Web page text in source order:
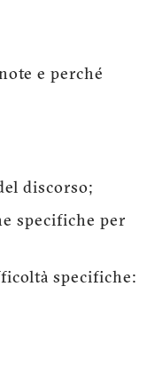
e perché
discorso;
specifiche per
specifiche: